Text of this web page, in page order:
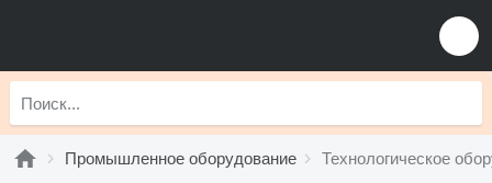
Промышленное оборудование Технологическое